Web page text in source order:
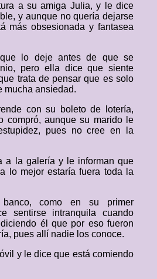
a su amiga Julia, y le dice
y aunque no quería dejarse
más obsesionada y fantasea
lo deje antes de que se
pero ella dice que siente
trata de pensar que es solo
mucha ansiedad.
con su boleto de lotería,
compró, aunque su marido le
pues no cree en la
a la galería y le informan que
lo mejor estaría fuera toda la
como en su primer
sentirse intranquila cuando
él que por eso fueron
pues allí nadie los conoce.
y le dice que está comiendo